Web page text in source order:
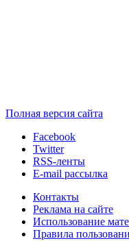
Полная версия сайта
Facebook
Twitter
RSS-ленты
E-mail рассылка
Контакты
Реклама на сайте
Использование
Правила